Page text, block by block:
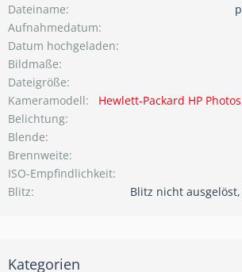
Dateiname
Aufnahmedatum
Datum hochgeladen
Bildmaße
Dateigröße
Kameramodell
Hewlett-Packard HP
Belichtung
Blende
Brennweite
ISO-Empfindlichkeit
Blitz
Blitz nicht
Kategorien